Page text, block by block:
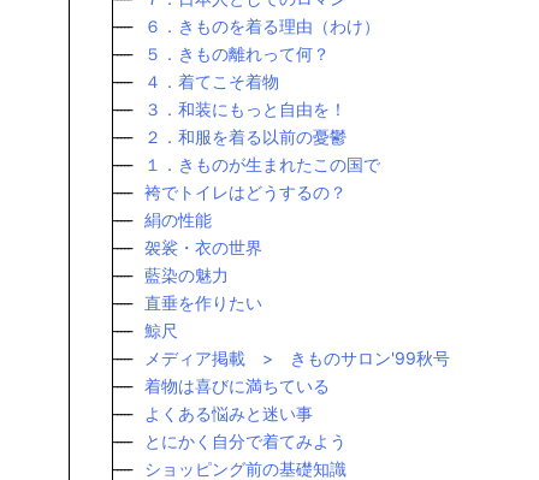
６．きものを着る理由（わけ）
５．きもの離れって何？
４．着てこそ着物
３．和装にもっと自由を！
２．和服を着る以前の憂鬱
１．きものが生まれたこの国で
袴でトイレはどうするの？
絹の性能
袈裟・衣の世界
藍染の魅力
直垂を作りたい
鯨尺
メディア掲載 > きものサロン'99秋号
着物は喜びに満ちている
よくある悩みと迷い事
とにかく自分で着てみよう
ショッピング前の基礎知識